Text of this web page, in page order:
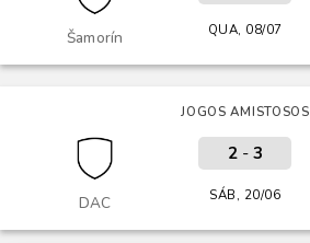
Šamorín QUA, 08/07
JOGOS AMISTOSOS
DAC
2- 3
SÁB, 20/06